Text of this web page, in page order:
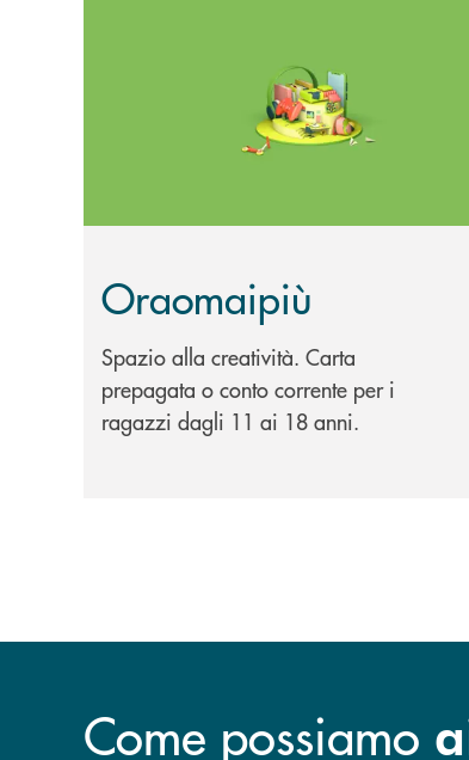
Oraomaipiù
Spazio alla creatività. Carta
prepagata o conto corrente per i
ragazzi dagli 11 ai 18 anni.
Come possiamo